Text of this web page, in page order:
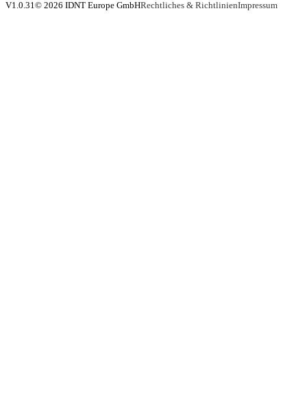
V1.0.31 © 2026 IDNT Europe GmbHRechtliches & RichtlinienImpressum